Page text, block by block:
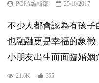
POPA編輯部 25/10/2017
不少人都會認為有孩
也融融更是幸福的象
小朋友出生而面臨婚
21.6K 355